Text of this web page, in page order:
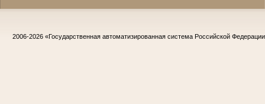
2006-2026 «Государственная автоматизированная система Российской